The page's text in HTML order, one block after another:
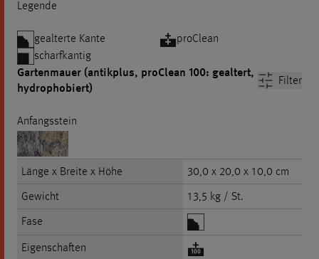
Legende
gealterte Kante
scharfkantig
proClean
Gartenmauer (antikplus, proClean 100: gealtert,
hydrophobiert)
Filter
Anfangsstein
Länge x Breite x Höhe
30,0 x 20,0 x 10,0 cm
Gewicht
13,5 kg / St.
Fase
Eigenschaften